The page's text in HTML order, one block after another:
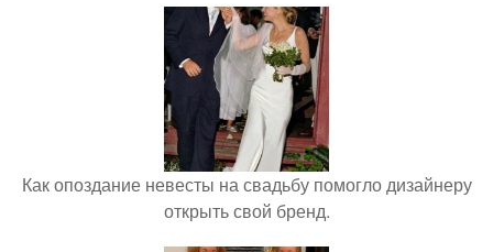
Как опоздание невесты на свадьбу помогло дизайнеру
открыть свой бренд.